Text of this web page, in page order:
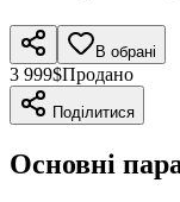
В обрані
3 999$Продано
Поділитися
Основні